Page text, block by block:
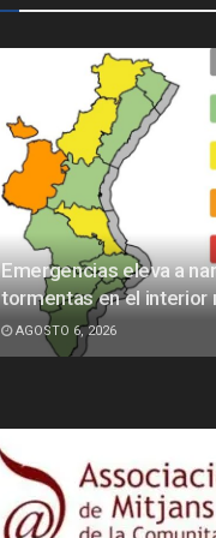
Emergencias eleva a
tormentas en el interior
AGOSTO 6, 2026